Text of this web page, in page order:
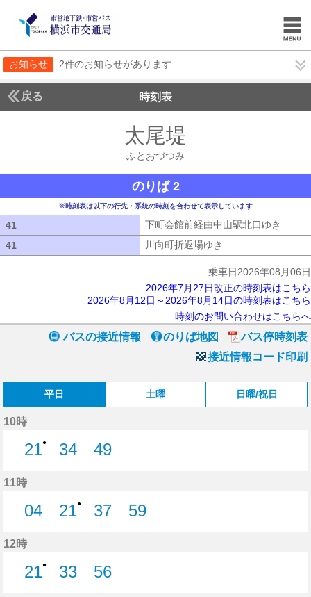
お知らせ 2件のお知らせがあります
戻る 時刻表
太尾堤
ふとおづつみ
のりば 2
※時刻表は以下の行先・系統の時刻を合わせて表示しています
41 下町会館前経由中山駅北口ゆき
41
川向町折返場ゆき
乗車日2026年08月06日
2026年7月27日改正の時刻表はこちら
2026年8月12日～2026年8月14日の時刻表はこちら
時刻のお問い合わせはこちらへ
バスの接近情報 のりば地図
バス停時刻表
接近情報コード印刷
平日 土曜 日曜/祝日
10時
21●
34
49
11時
04
21●
37
59
12時
21●
33
56